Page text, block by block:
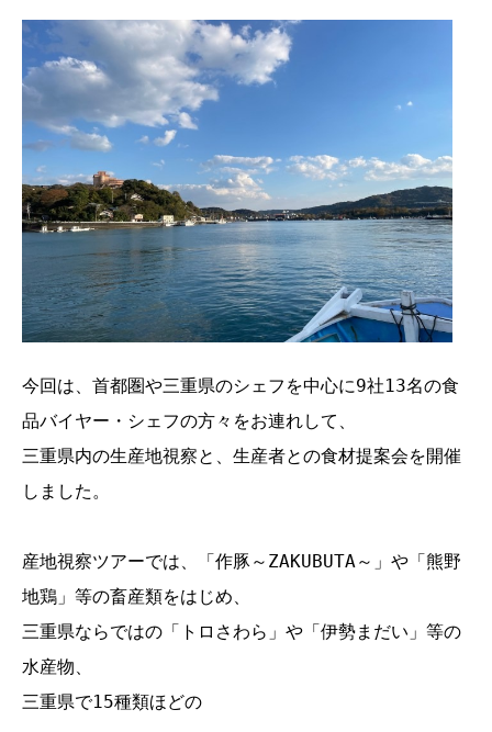
今回は、首都圏や三重県のシェフを中心に9社13名の食
品バイヤー・シェフの方々をお連れして、
三重県内の生産地視察と、生産者との食材提案会を開催
しました。
産地視察ツアーでは、「作豚～ZAKUBUTA～」や「熊野
地鶏」等の畜産類をはじめ、
三重県ならではの「トロさわら」や「伊勢まだい」等の
水産物、
三重県で15種類ほどの